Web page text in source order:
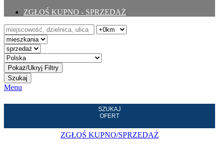
ZGŁOŚ KUPNO - SPRZEDAŻ
Szukaj
Menu
SZUKAJ
OFERT
ZGŁOŚ KUPNO/SPRZEDAŻ